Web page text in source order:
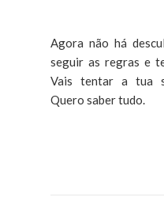
Agora não há
seguir as regras e
Vais tentar a tua
Quero saber tudo.